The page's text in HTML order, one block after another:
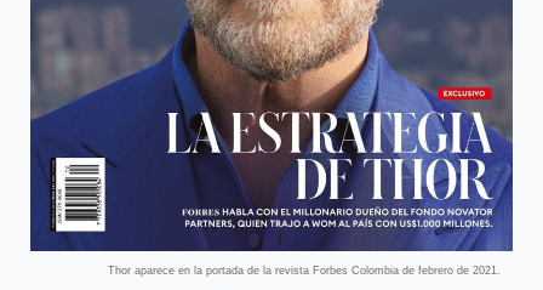
Thor aparece en la portada de la revista Forbes Colombia de febrero de 2021.